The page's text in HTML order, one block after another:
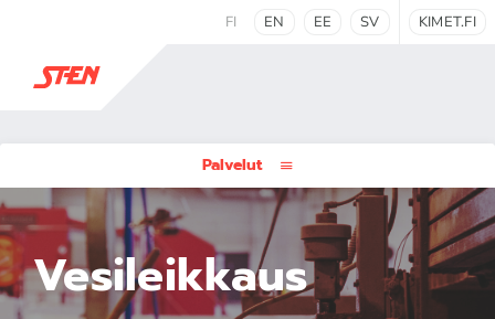
FI EN EE SV KIMET.FI
Palvelut
Vesileikkaus